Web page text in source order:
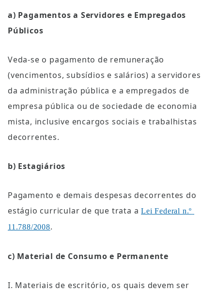
a) Pagamentos a Servidores e Empregados
Públicos
Veda-se o pagamento de remuneração
(vencimentos, subsídios e salários) a servidores
da administração pública e a empregados de
empresa pública ou de sociedade de economia
mista, inclusive encargos sociais e trabalhistas
decorrentes.
b) Estagiários
Pagamento e demais despesas decorrentes do
estágio curricular de que trata a Lei Federal n.º
11.788/2008.
c) Material de Consumo e Permanente
I. Materiais de escritório, os quais devem ser